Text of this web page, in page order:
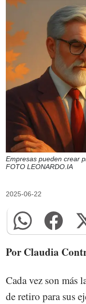
Empresas pueden crear
FOTO LEONARDO.IA
2025-06-22
Por Claudia
Cada vez son más
de retiro para sus